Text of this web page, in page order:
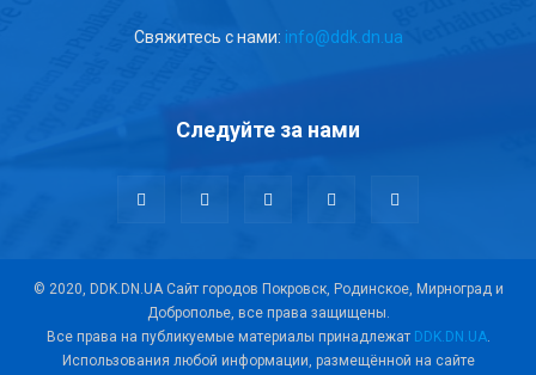
Свяжитесь с нами: info@ddk.dn.ua
Следуйте за нами
© 2020, DDK.DN.UA Сайт городов Покровск, Родинское, Мирноград и
Доброполье, все права защищены.
Все права на публикуемые материалы принадлежат DDK.DN.UA.
Использования любой информации, размещённой на сайте